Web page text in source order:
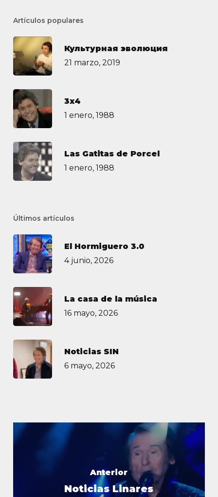
Artículos populares
Культурная эволюция
21 marzo, 2019
3х4
1 enero, 1988
Las Gatitas de Porcel
1 enero, 1988
Últimos artículos
El Hormiguero 3.0
4 junio, 2026
La casa de la música
16 mayo, 2026
Noticias SIN
6 mayo, 2026
Anterior
Noticias Linares